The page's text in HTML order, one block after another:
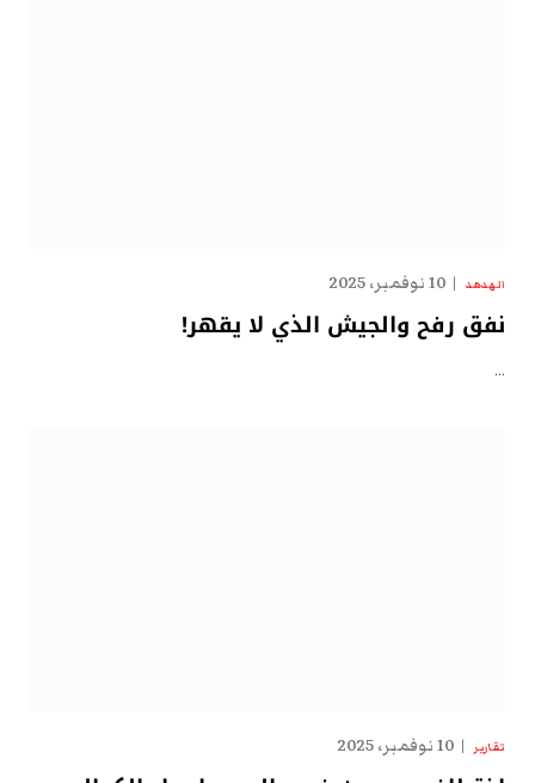
الهدهد 10 نوفمبر، 2025
نفق رفح والجيش الذي لا يقهر!
…
تقارير 10 نوفمبر، 2025